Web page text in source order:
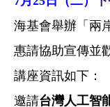
海基會舉辦 「兩
惠請協助宣傳並
講座資訊如下：
邀請台灣人工智